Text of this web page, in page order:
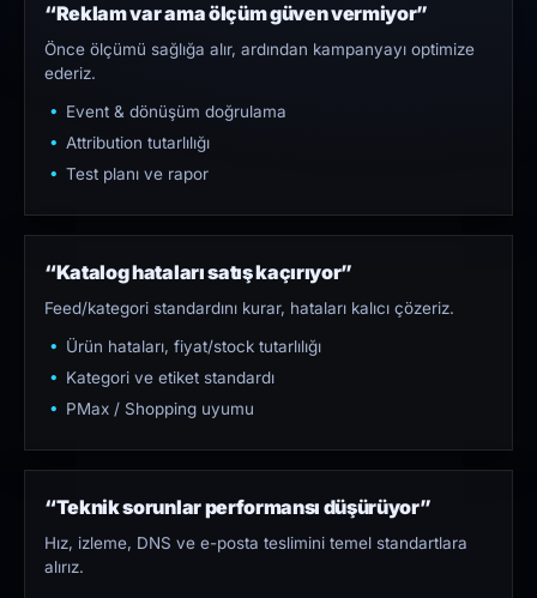
“Reklam var ama ölçüm güven vermiyor”
Önce ölçümü sağlığa alır, ardından kampanyayı optimize
ederiz.
Event & dönüşüm doğrulama
Attribution tutarlılığı
Test planı ve rapor
“Katalog hataları satış kaçırıyor”
Feed/kategori standardını kurar, hataları kalıcı çözeriz.
Ürün hataları, fiyat/stock tutarlılığı
Kategori ve etiket standardı
PMax / Shopping uyumu
“Teknik sorunlar performansı düşürüyor”
Hız, izleme, DNS ve e-posta teslimini temel standartlara
alırız.